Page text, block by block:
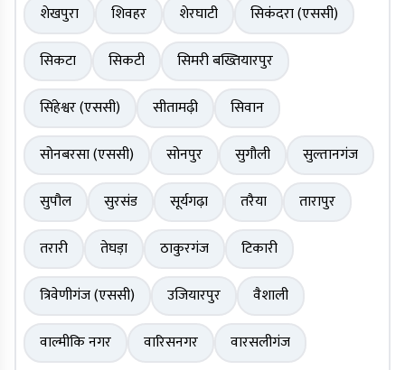
शेखपुरा
शिवहर शेरघाटी
सिकंदरा (एससी)
सिकटा
सिकटी
सिमरी बख्तियारपुर
सिंहेश्वर (एससी)
सीतामढ़ी
सिवान
सोनबरसा (एससी)
सोनपुर सुगौली
सुल्तानगंज
सुपौल
सुरसंड सूर्यगढ़ा तरैया
तारापुर
तरारी
तेघड़ा ठाकुरगंज
टिकारी
त्रिवेणीगंज (एससी)
उजियारपुर
वैशाली
वाल्मीकि नगर
वारिसनगर
वारसलीगंज